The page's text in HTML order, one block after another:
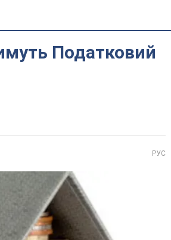
Податковий
РУС